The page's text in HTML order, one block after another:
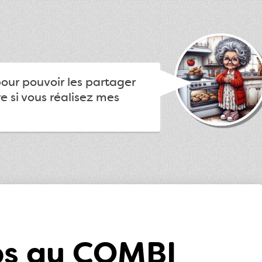
pouvoir les partager
si vous réalisez mes
au COMBI